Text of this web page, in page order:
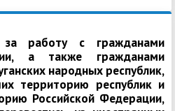
за работу с гражданами
а также гражданами
народных республик,
территорию республик и
Российской Федерации,